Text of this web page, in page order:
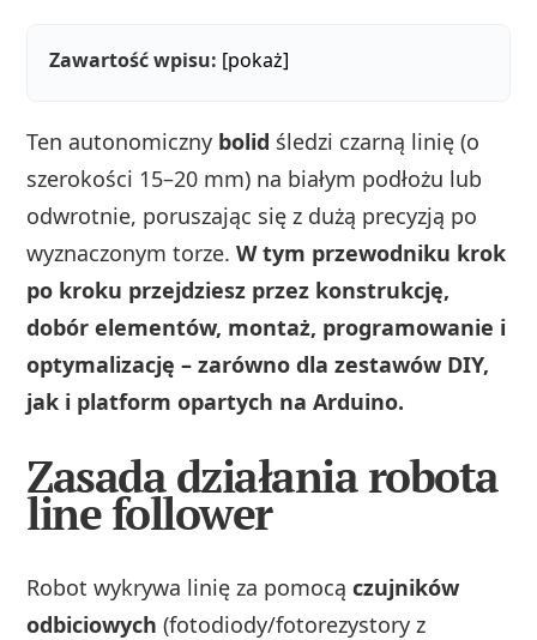
Zawartość wpisu: [pokaż]
Ten autonomiczny bolid śledzi czarną linię (o
szerokości 15–20 mm) na białym podłożu lub
odwrotnie, poruszając się z dużą precyzją po
wyznaczonym torze.W tym przewodniku krok
po kroku przejdziesz przez konstrukcję,
dobór elementów, montaż, programowanie i
optymalizację – zarówno dla zestawów DIY,
jak i platform opartych na Arduino.
Zasada działania robota
line follower
Robot wykrywa linię za pomocączujników
odbiciowych (fotodiody/fotorezystory z